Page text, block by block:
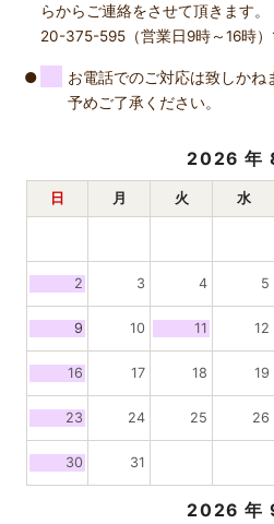
らからご連絡をさせて頂きます
20-375-595（営業日9時～16時）
お電話でのご対応は致しかね
予めご了承ください。
2026 年
日 月 火 水
2 3 4 5
9 10 11 12
16 17 18 19
23 24 25 26
30 31
2026 年